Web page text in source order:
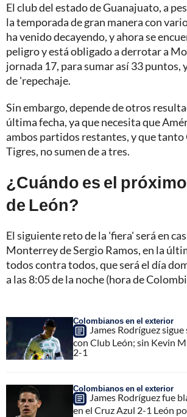
El club del estado de Guanajuato, a
la temporada de gran manera con
ha venido decayendo, y ahora se
peligro y está obligado a derrotar a
jornada 17, para sumar así 33 puntos,
de 'repechaje.
Sin embargo, depende de otros
última fecha, ya que necesita que
ambos partidos restantes, y que tanto
Tigres, no sumen de a tres.
¿Cuándo es el
de León?
El siguiente reto de la 'fiera' será en
Monterrey de Sergio Ramos, en la
todos contra todos, que será el día
a las 8:05 de la noche (hora de
Colombianos en el exterior
James Rodríguez
con Club León; sin Kevin
2-1
Colombianos en el exterior
James Rodríguez fue
en el Cruz Azul 2-1 León